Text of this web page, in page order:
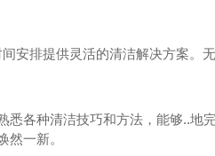
安排提供灵活的清洁解决方案。
各种清洁技巧和方法，能够..地
一新。